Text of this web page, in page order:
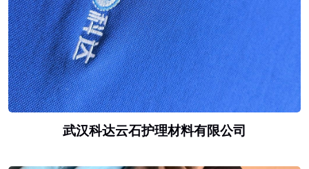
武汉科达云石护理材料有限公司